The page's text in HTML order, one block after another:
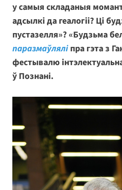
у самыя складаныя
адсылкі да геалогіі? Ці
пустазелля»? «Будзьма
паразмаўляліпра гэта з
фестывалю
ў Познані.